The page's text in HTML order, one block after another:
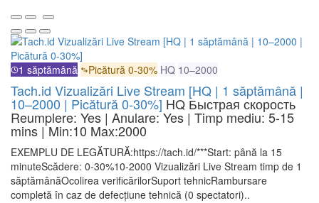
1 săptămână Picătură 0-30% HQ 10–2000
Tach.id Vizualizări Live Stream [HQ | 1 săptămână |
10–2000 | Picătură 0-30%] HQ Быстрая скорость
Reumplere: Yes | Anulare: Yes | Timp mediu: 5-15
mins | Min:10 Max:2000
EXEMPLU DE LEGĂTURĂ:https://tach.id/***Start: până la 15
minuteScădere: 0-30%10-2000 Vizualizări Live Stream timp de 1
săptămânăOcolirea verificărilorSuport tehnicRambursare
completă în caz de defecțiune tehnică (0 spectatori)..